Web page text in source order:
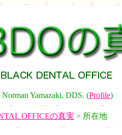
Norman Yamazaki, DDS. (Profile)
OFFICEの真実 > 所在地